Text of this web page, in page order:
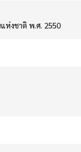
ห่งชาติ พ.ศ. 2550